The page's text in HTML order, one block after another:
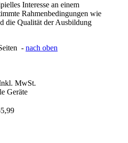
Interesse an einem
Rahmenbedingungen wie
die Qualität der Ausbildung
- nach oben
MwSt.
Geräte